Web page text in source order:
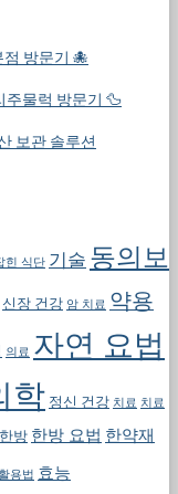
점 방문기 🐙
주물럭 방문기 🦆
보관 솔루션
힌 식단 기술 동의보
신장 건강 암 치료 약용
의료 자연 요법
학 정신 건강 치료 치료
한방 한방 요법 한약재
용법 효능